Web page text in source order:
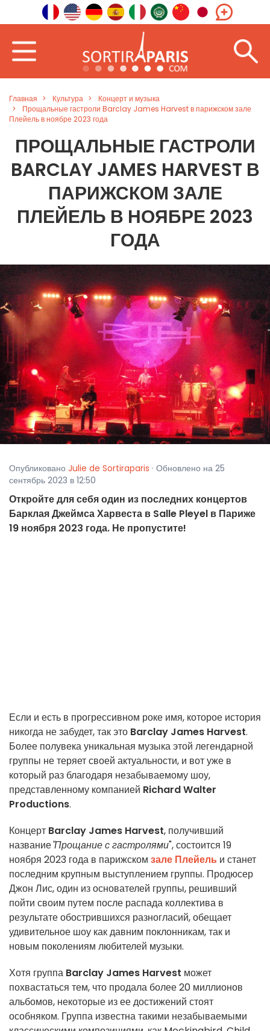
Главная Культура
Концерт и музыка
Прощальные гастроли Barclay James Harvest в парижском зале
Плейель в ноябре 2023 года
ПРОЩАЛЬНЫЕ ГАСТРОЛИ
BARCLAY JAMES HARVEST В
ПАРИЖСКОМ ЗАЛЕ
ПЛЕЙЕЛЬ В НОЯБРЕ 2023
ГОДА
Опубликовано Julie de Sortiraparis · Обновлено на 25
сентябрь 2023 в 12:50
Откройте для себя один из последних концертов
Барклая Джеймса Харвеста в Salle Pleyel в Париже
19 ноября 2023 года. Не пропустите!
Если и есть в прогрессивном роке имя, которое история
никогда не забудет, так это Barclay James Harvest.
Более полувека уникальная музыка этой легендарной
группы не теряет своей актуальности, и вот уже в
который раз благодаря незабываемому шоу,
представленному компанией Richard Walter
Productions.
Концерт Barclay James Harvest, получивший
название"Прощание с гастролями", состоится 19
ноября 2023 года в парижском зале Плейель и станет
последним крупным выступлением группы. Продюсер
Джон Лис, один из основателей группы, решивший
пойти своим путем после распада коллектива в
результате обострившихся разногласий, обещает
удивительное шоу как давним поклонникам, так и
новым поколениям любителей музыки.
Хотя группа Barclay James Harvest может
похвастаться тем, что продала более 20 миллионов
альбомов, некоторые из ее достижений стоят
особняком. Группа известна такими незабываемыми